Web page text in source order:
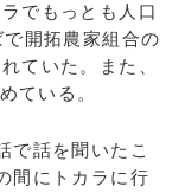
でもっとも人口
開拓農家組合の
ていた。また、
ている。
話を聞いたこ
間にトカラに行